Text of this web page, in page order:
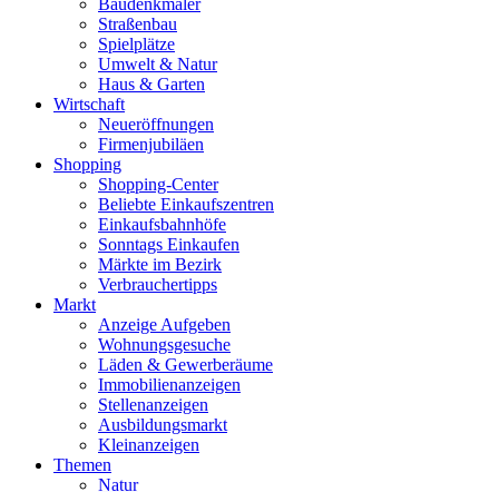
Baudenkmäler
Straßenbau
Spielplätze
Umwelt & Natur
Haus & Garten
Wirtschaft
Neueröffnungen
Firmenjubiläen
Shopping
Shopping-Center
Beliebte Einkaufszentren
Einkaufsbahnhöfe
Sonntags Einkaufen
Märkte im Bezirk
Verbrauchertipps
Markt
Anzeige Aufgeben
Wohnungsgesuche
Läden & Gewerberäume
Immobilienanzeigen
Stellenanzeigen
Ausbildungsmarkt
Kleinanzeigen
Themen
Natur